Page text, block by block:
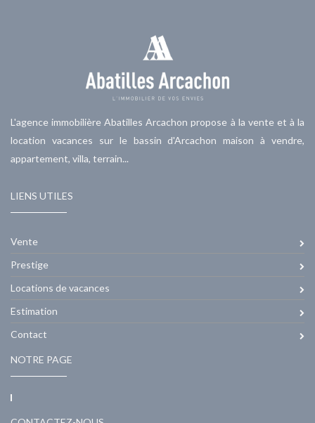
L'agence immobilière Abatilles Arcachon propose à la vente et à la
location vacances sur le bassin d'Arcachon maison à vendre,
appartement, villa, terrain...
LIENS UTILES
Vente
Prestige
Locations de vacances
Estimation
Contact
NOTRE PAGE